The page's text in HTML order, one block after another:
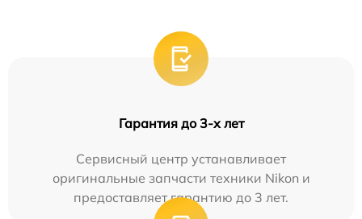
Гарантия до 3-х лет
Сервисный центр устанавливает
оригинальные запчасти техники Nikon и
предоставляет гарантию до 3 лет.